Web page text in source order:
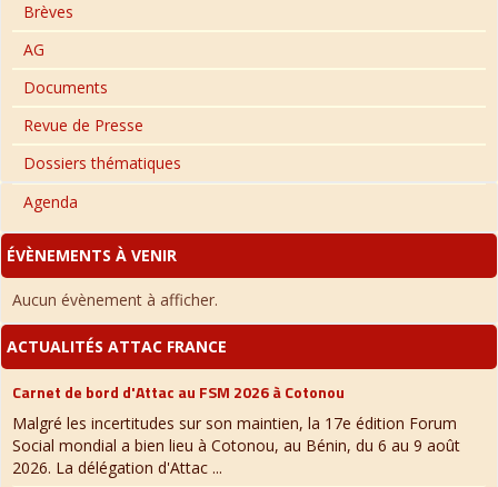
Brèves
AG
Documents
Revue de Presse
Dossiers thématiques
Agenda
ÉVÈNEMENTS À VENIR
Aucun évènement à afficher.
ACTUALITÉS ATTAC FRANCE
Carnet de bord d'Attac au FSM 2026 à Cotonou
Malgré les incertitudes sur son maintien, la 17e édition Forum
Social mondial a bien lieu à Cotonou, au Bénin, du 6 au 9 août
2026. La délégation d'Attac ...